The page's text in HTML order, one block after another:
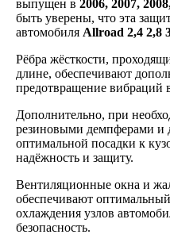
выпущен в 2006, 2007,
быть уверены, что эта
автомобиля Allroad 2,4
Рёбра жёсткости,
длине, обеспечивают
предотвращение вибраций
Дополнительно, при
резиновыми демпферами и
оптимальной посадки к
надёжность и защиту.
Вентиляционные окна и
обеспечивают
охлаждения узлов
безопасность.